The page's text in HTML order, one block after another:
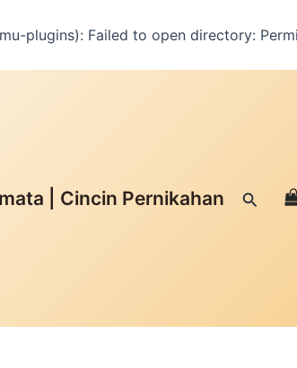
plugins): Failed to open directory:
| Cincin Pernikahan Cari
004
Facebook
Instagram
YouTube
Google